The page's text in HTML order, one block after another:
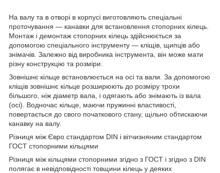
На валу та в отворі в корпусі виготовляють спеціальні
проточування — канавки для встановлення стопорних кілець.
Монтаж і демонтаж стопорних кілець здійснюється за
допомогою спеціального інструменту — кліщів, щипців або
знімачів. Залежно від виробника інструмента, він може мати
різну конструкцію та розміри.
Зовнішнє кільце встановлюється на осі та вали. За допомогою
кліщів зовнішнє кільце розширюють до розміру трохи
більшого, ніж діаметр вала, і одягають або знімають із вала
(осі). Водночас кільце, маючи пружинні властивості,
повертається до свого початкового стану, щільно обтискаючи
канавку на валу.
Різниця між Євро стандартом DIN і вітчизняним стандартом
ГОСТ стопорними кільцями
Різниця між кільцями стопорними згідно з ГОСТ і згідно з DIN
полягає в невідповідності товщини кілець у деяких